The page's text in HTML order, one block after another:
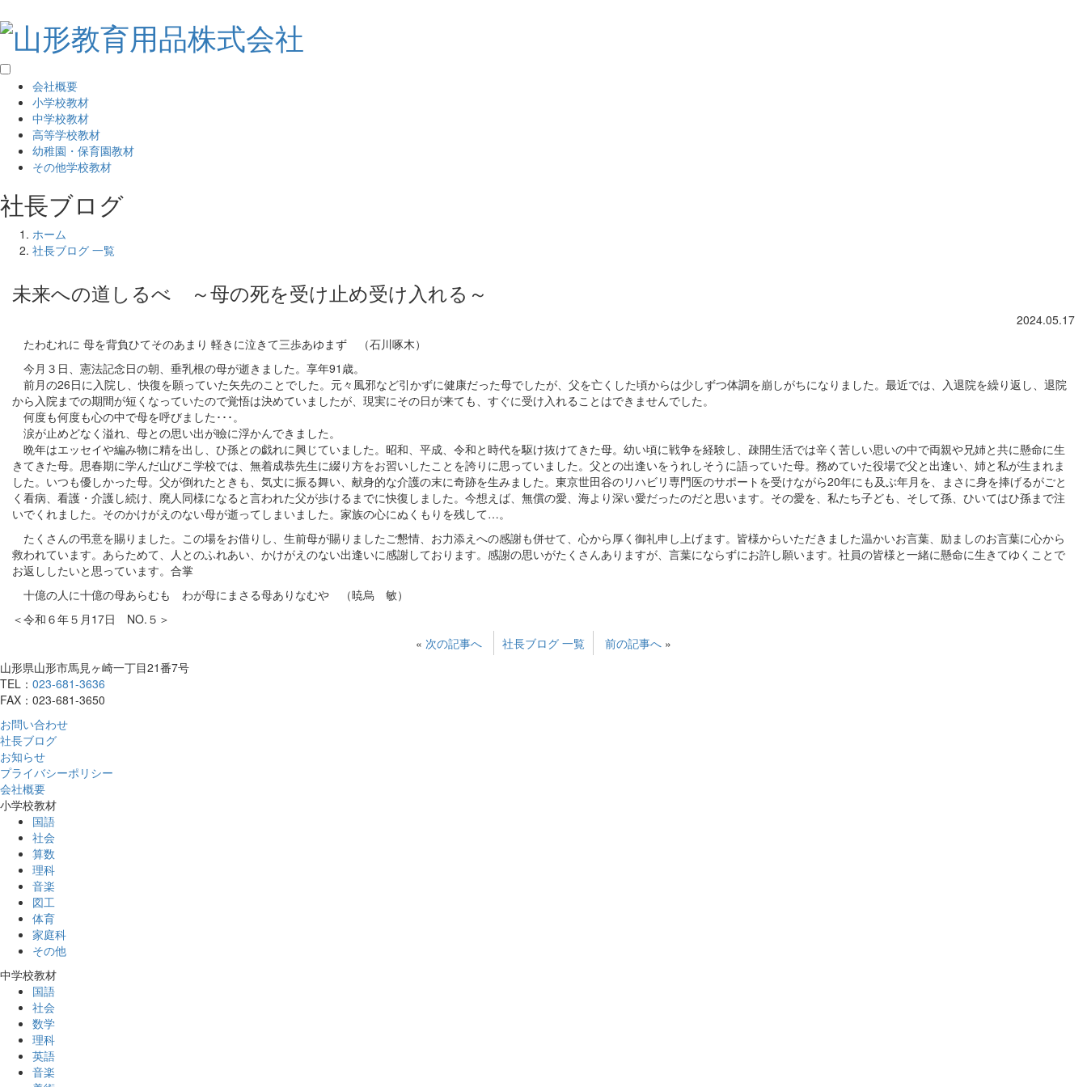
会社概要
小学校教材
中学校教材
高等学校教材
幼稚園・保育園教材
その他学校教材
社長ブログ
ホーム
社長ブログ 一覧
未来への道しるべ ～母の死を受け止め受け入れる～
2024.05.17
たわむれに 母を背負ひてそのあまり 軽きに泣きて三歩あゆまず （石川啄木）
今月３日、憲法記念日の朝、垂乳根の母が逝きました。享年91歳。
前月の26日に入院し、快復を願っていた矢先のことでした。元々風邪など引かずに健康だった母でしたが、父を亡くした頃からは少しずつ体調を崩しがちになりました。最近では、入退院を繰り返し、退院
から入院までの期間が短くなっていたので覚悟は決めていましたが、現実にその日が来ても、すぐに受け入れることはできませんでした。
何度も何度も心の中で母を呼びました･･･。
涙が止めどなく溢れ、母との思い出が瞼に浮かんできました。
晩年はエッセイや編み物に精を出し、ひ孫との戯れに興じていました。昭和、平成、令和と時代を駆け抜けてきた母。幼い頃に戦争を経験し、疎開生活では辛く苦しい思いの中で両親や兄姉と共に懸命に生
きてきた母。思春期に学んだ山びこ学校では、無着成恭先生に綴り方をお習いしたことを誇りに思っていました。父との出逢いをうれしそうに語っていた母。務めていた役場で父と出逢い、姉と私が生まれま
した。いつも優しかった母。父が倒れたときも、気丈に振る舞い、献身的な介護の末に奇跡を生みました。東京世田谷のリハビリ専門医のサポートを受けながら20年にも及ぶ年月を、まさに身を捧げるがごと
く看病、看護・介護し続け、廃人同様になると言われた父が歩けるまでに快復しました。今想えば、無償の愛、海より深い愛だったのだと思います。その愛を、私たち子ども、そして孫、ひいてはひ孫まで注
いでくれました。そのかけがえのない母が逝ってしまいました。家族の心にぬくもりを残して…。
たくさんの弔意を賜りました。この場をお借りし、生前母が賜りましたご懇情、お力添えへの感謝も併せて、心から厚く御礼申し上げます。皆様からいただきました温かいお言葉、励ましのお言葉に心から
救われています。あらためて、人とのふれあい、かけがえのない出逢いに感謝しております。感謝の思いがたくさんありますが、言葉にならずにお許し願います。社員の皆様と一緒に懸命に生きてゆくことで
お返ししたいと思っています。合掌
十億の人に十億の母あらむも わが母にまさる母ありなむや （暁烏 敏）
＜令和６年５月17日 NO.５＞
« 次の記事へ 社長ブログ 一覧 前の記事へ »
山形県山形市馬見ヶ崎一丁目21番7号
TEL： 023-681-3636
FAX：023-681-3650
お問い合わせ
社長ブログ
お知らせ
プライバシーポリシー
会社概要
小学校教材
国語
社会
算数
理科
音楽
図工
体育
家庭科
その他
中学校教材
国語
社会
数学
理科
英語
音楽